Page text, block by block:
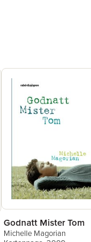
Godnatt Mister Tom
Michelle Magorian